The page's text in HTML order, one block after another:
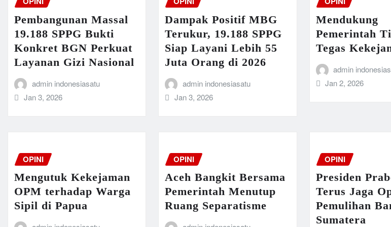
Pembangunan Massal
19.188 SPPG Bukti
Konkret BGN Perkuat
Layanan Gizi Nasional
admin indonesiasatu
Jan 3, 2026
Dampak Positif MBG
Terukur, 19.188 SPPG
Siap Layani Lebih 55
Juta Orang di 2026
admin indonesiasatu
Jan 3, 2026
Mendukung
Pemerintah
Tegas
admin
Jan 2, 2026
OPINI
Mengutuk Kekejaman
OPM terhadap Warga
Sipil di Papua
OPINI
Aceh Bangkit Bersama
Pemerintah Menutup
Ruang Separatisme
OPINI
Presiden
Terus Jaga
Pemulihan
Sumatera